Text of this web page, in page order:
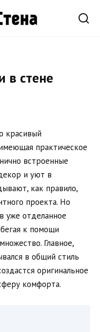
стене
красивый
практическое
встроенные
и уют в
как правило,
проекта. Но
уже отделанное
к помощи
Главное,
в общий стиль
оригинальное
комфорта.